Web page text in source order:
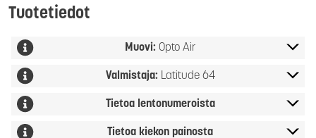
Tuotetiedot
Muovi: Opto Air
Valmistaja: Latitude 64
Tietoa lentonumeroista
Tietoa kiekon painosta